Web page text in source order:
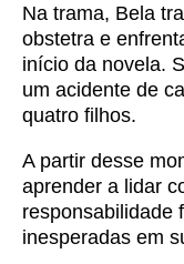
Na trama, Bela
obstetra e
início da novela.
um acidente de
quatro filhos.
A partir desse
aprender a lidar
responsabilidade
inesperadas em